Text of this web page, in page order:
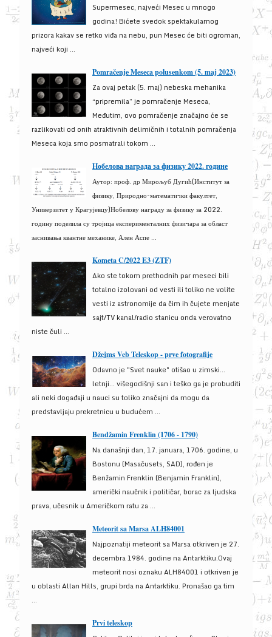
Supermesec, najveći Mesec u mnogo
godina! Bićete svedok spektakularnog
prizora kakav se retko viđa na nebu, pun Mesec će biti ogroman,
najveći koji ...
Pomračenje Meseca polusenkom (5. maj 2023)
Za ovaj petak (5. maj) nebeska mehanika
“pripremila” je pomračenje Meseca,
Međutim, ovo pomračenje značajno će se
razlikovati od onih atraktivnih delimičnih i totalnih pomračenja
Meseca koja smo posmatrali tokom ...
Нобелова награда за физику 2022. године
Аутор: проф. др Мирољуб Дугић(Институт за
физику, Природно-математички факултет,
Универзитет у Крагујевцу)Нобелову награду за физику за 2022.
годину поделила су тројица експерименталних физичара за област
заснивања квантне механике, Ален Аспе ...
Kometa C/2022 E3 (ZTF)
Ako ste tokom prethodnih par meseci bili
totalno izolovani od vesti ili toliko ne volite
vesti iz astronomije da čim ih čujete menjate
sajt/TV kanal/radio stanicu onda verovatno
niste čuli ...
Džejms Veb Teleskop - prve fotografije
Odavno je "Svet nauke" otišao u zimski...
letnji... višegodišnji san i teško ga je probuditi
ali neki događaji u nauci su toliko značajni da mogu da
predstavljaju prekretnicu u budućem ...
Bendžamin Frenklin (1706 - 1790)
Na današnji dan, 17. januara, 1706. godine, u
Bostonu (Masačusets, SAD), rođen je
Benžamin Frenklin (Benjamin Franklin),
američki naučnik i političar, borac za ljudska
prava, učesnik u Američkom ratu za ...
Meteorit sa Marsa ALH84001
Najpoznatiji meteorit sa Marsa otkriven je 27.
decembra 1984. godine na Antarktiku.Ovaj
meteorit nosi oznaku ALH84001 i otkriven je
u oblasti Allan Hills, grupi brda na Antarktiku. Pronašao ga tim
...
Prvi teleskop